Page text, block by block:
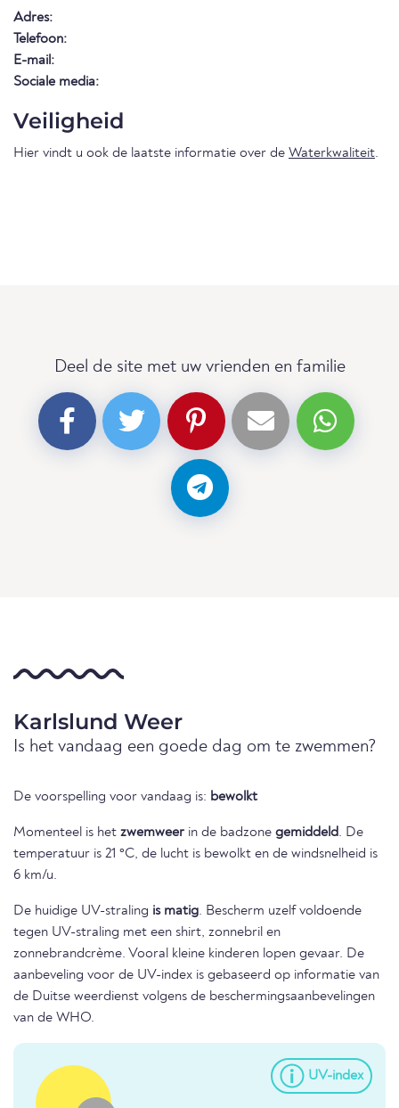
Adres:
Telefoon:
E-mail:
Sociale media:
Veiligheid
Hier vindt u ook de laatste informatie over de Waterkwaliteit.
Deel de site met uw vrienden en familie
Karlslund Weer
Is het vandaag een goede dag om te zwemmen?
De voorspelling voor vandaag is: bewolkt
Momenteel is het zwemweer in de badzone gemiddeld. De
temperatuur is 21 °C, de lucht is bewolkt en de windsnelheid is
6 km/u.
De huidige UV-straling is matig. Bescherm uzelf voldoende
tegen UV-straling met een shirt, zonnebril en
zonnebrandcrème. Vooral kleine kinderen lopen gevaar. De
aanbeveling voor de UV-index is gebaseerd op informatie van
de Duitse weerdienst volgens de beschermingsaanbevelingen
van de WHO.
UV-index